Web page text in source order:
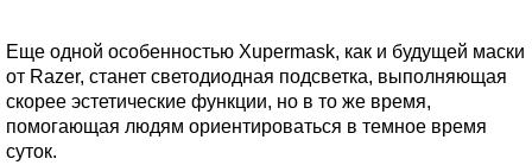
Еще одной особенностью Xupermask, как и будущей маски
от Razer, станет светодиодная подсветка, выполняющая
скорее эстетические функции, но в то же время,
помогающая людям ориентироваться в темное время
суток.